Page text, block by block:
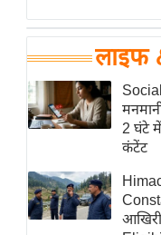
घरेलू नुस्खे
पर्यटन स्थल
फिटनेस मंत्रा
रिलेशनशिप
राजनीति
विश्लेषण
समसामयिक
मातृभूमि
लाइफ
2 घंटे
कंटेंट